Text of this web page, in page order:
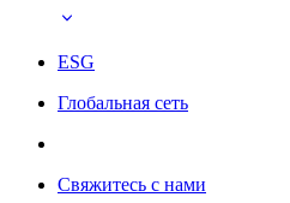
ESG
Глобальная сеть
Свяжитесь с нами